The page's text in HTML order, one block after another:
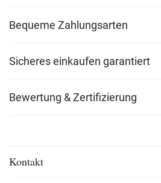
Bequeme Zahlungsarten
Sicheres einkaufen garantiert
Bewertung & Zertifizierung
Kontakt